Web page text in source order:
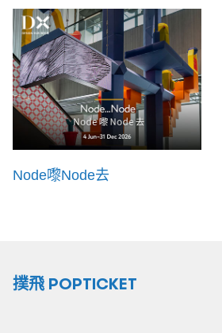
Node嚟Node去
撲飛 POPTICKET